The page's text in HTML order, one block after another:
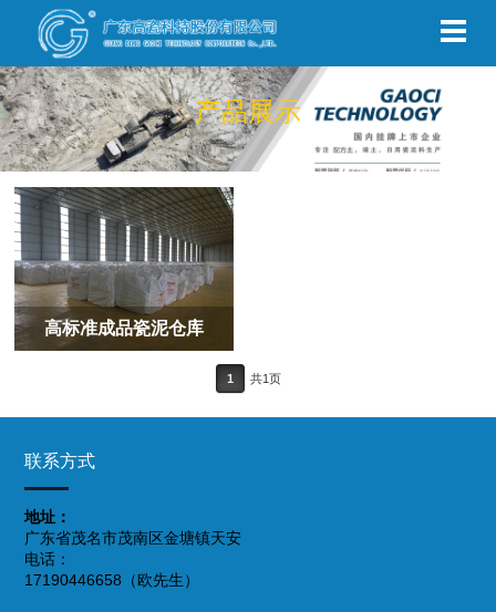
产品展示
高标准成品瓷泥仓库
1 共1页
联系方式
地址：
广东省茂名市茂南区金塘镇天安
电话：
17190446658（欧先生）